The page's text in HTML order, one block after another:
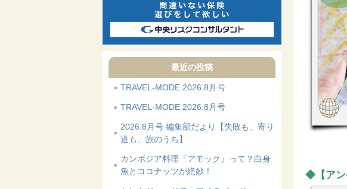
最近の投稿
TRAVEL-MODE 2026.8月号
TRAVEL-MODE 2026.8月号
2026.8月号 編集部だより【失敗も、寄り
道も、旅のうち】
カンボジア料理『アモック』って？白身
魚とココナッツが絶妙！
◆【アン